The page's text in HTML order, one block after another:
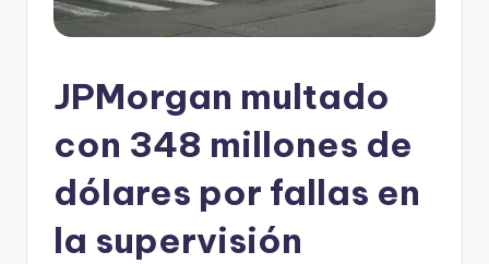
JPMorgan multado
con 348 millones de
dólares por fallas en
la supervisión